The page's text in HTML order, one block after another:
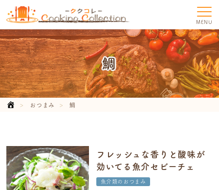
MENU
鯛
おつまみ 鯛
フレッシュな香りと酸味が
効いてる魚介セビーチェ
魚介類のおつまみ